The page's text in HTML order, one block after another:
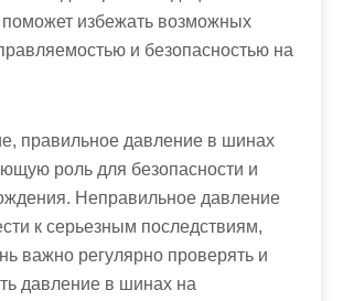
избежать возможных
и безопасностью на
правильное давление в шинах
роль для безопасности и
Неправильное давление
к серьезным последствиям,
важно регулярно проверять и
давление в шинах на